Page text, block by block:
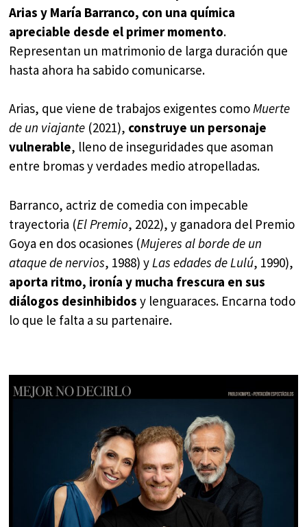
Arias y María Barranco, con una química
apreciable desde el primer momento.
Representan un matrimonio de larga duración que
hasta ahora ha sabido comunicarse.
Arias, que viene de trabajos exigentes comoMuerte
de un viajante (2021), construye un personaje
vulnerable, lleno de inseguridades que asoman
entre bromas y verdades medio atropelladas.
Barranco, actriz de comedia con impecable
trayectoria (El Premio, 2022), y ganadora del Premio
Goya en dos ocasiones (Mujeres al borde de un
ataque de nervios, 1988) yLas edades de Lulú, 1990),
aporta ritmo, ironía y mucha frescura en sus
diálogos desinhibidos y lenguaraces. Encarna todo
lo que le falta a su partenaire.